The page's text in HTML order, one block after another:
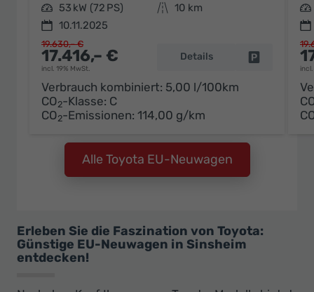
Leistung 53 kW (72 PS) Kilometerstand 10 km
10.11.2025
17.416,– €
incl. 19% MwSt.
19.630,– €
Details Fahrzeug
Verbrauch kombiniert: 5,00 l/100km
CO2-Klasse: C
CO2-Emissionen: 114,00 g/km
Leistung
Alle Toyota EU-Neuwagen
Erleben Sie die Faszination von Toyota:
Günstige EU-Neuwagen in Sinsheim
entdecken!